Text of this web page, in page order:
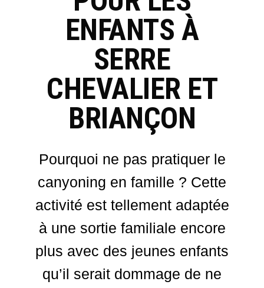
ENFANTS À
SERRE
CHEVALIER ET
BRIANÇON
Pourquoi ne pas pratiquer le
canyoning en famille ? Cette
activité est tellement adaptée
à une sortie familiale encore
plus avec des jeunes enfants
qu’il serait dommage de ne